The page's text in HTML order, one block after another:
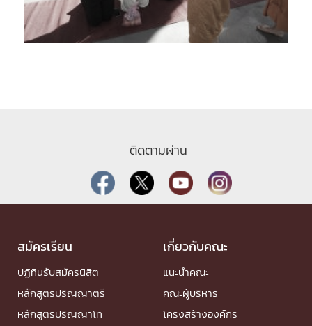
ติดตามผ่าน
สมัครเรียน
ปฏิทินรับสมัครนิสิต
หลักสูตรปริญญาตรี
หลักสูตรปริญญาโท
เกี่ยวกับคณะ
แนะนำคณะ
คณะผู้บริหาร
โครงสร้างองค์กร